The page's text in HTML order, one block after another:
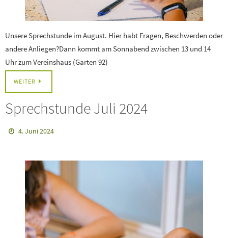
Unsere Sprechstunde im August. Hier habt Fragen, Beschwerden oder
andere Anliegen?Dann kommt am Sonnabend zwischen 13 und 14
Uhr zum Vereinshaus (Garten 92)
WEITER
Sprechstunde Juli 2024
4. Juni 2024